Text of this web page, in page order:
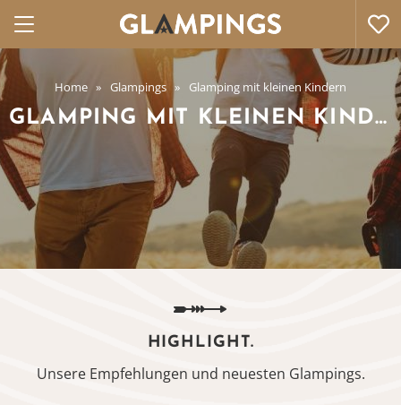
Home Glampings Glamping mit kleinen Kindern
GLAMPING MIT KLEINEN KINDERN
HIGHLIGHT.
Unsere Empfehlungen und neuesten Glampings.